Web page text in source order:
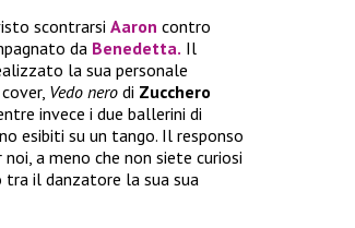
scontrarsi Aaron contro
da Benedetta. Il
la sua personale
Vedo nero di Zucchero
invece i due ballerini di
esibiti su un tango. Il responso
a meno che non siete curiosi
il danzatore la sua sua